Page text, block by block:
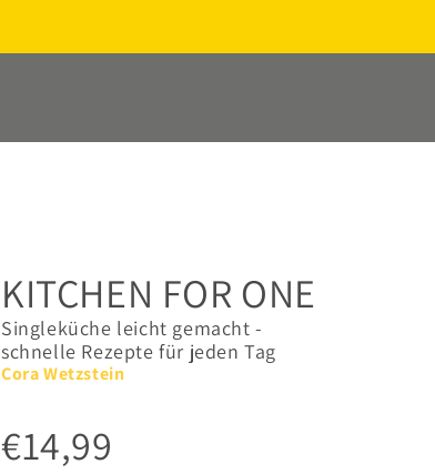
KITCHEN FOR ONE
Singleküche leicht gemacht -
schnelle Rezepte für jeden Tag
Cora Wetzstein
€14,99